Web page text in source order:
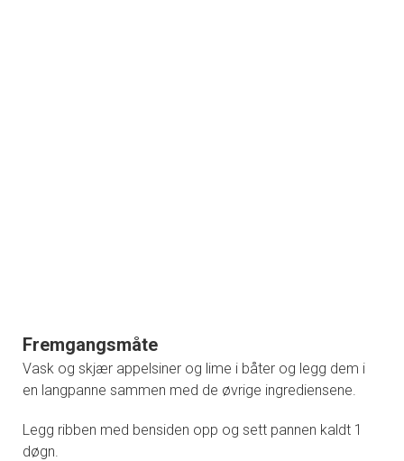
Fremgangsmåte
Vask og skjær appelsiner og lime i båter og legg dem i
en langpanne sammen med de øvrige ingrediensene.
Legg ribben med bensiden opp og sett pannen kaldt 1
døgn.